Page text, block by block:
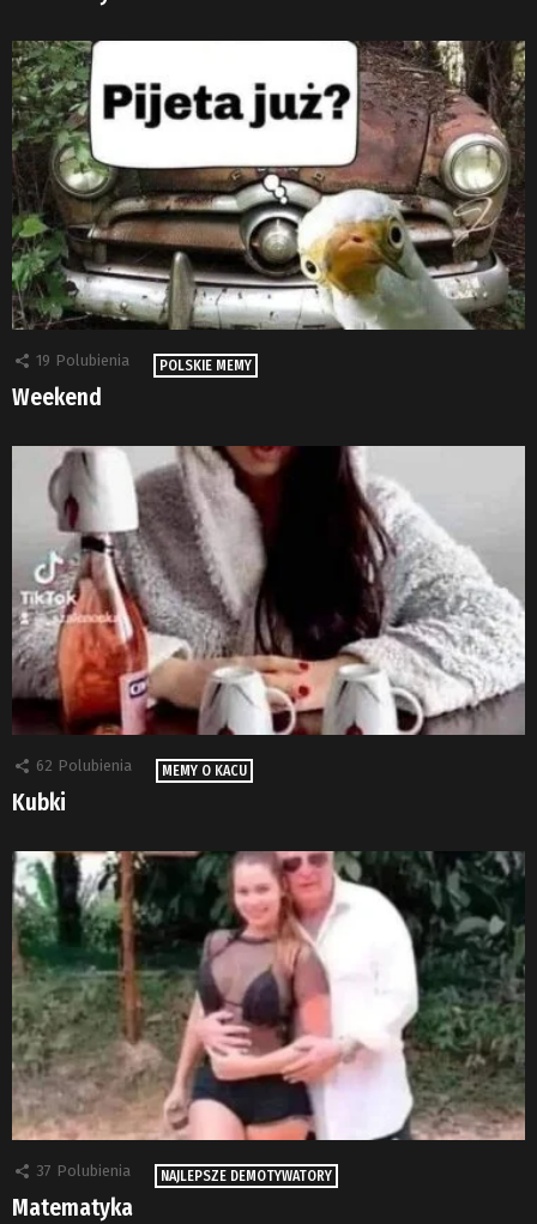
19 Polubienia POLSKIE MEMY
Weekend
62 Polubienia MEMY O KACU
Kubki
37 Polubienia NAJLEPSZE DEMOTYWATORY
Matematyka